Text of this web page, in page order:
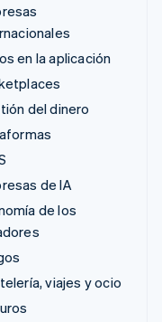
en la aplicación
del dinero
de IA
de los
viajes y ocio